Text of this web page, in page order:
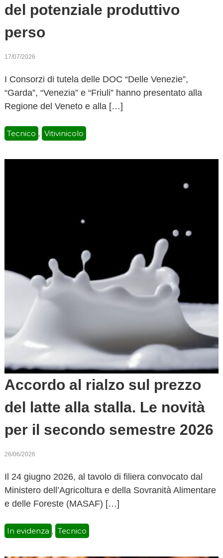
del potenziale produttivo
perso
17/07/2026
I Consorzi di tutela delle DOC “Delle Venezie”,
“Garda”, “Venezia” e “Friuli” hanno presentato alla
Regione del Veneto e alla […]
Tecnico , Vitivinicolo
Accordo al rialzo sul prezzo
del latte alla stalla. Le novità
per il secondo semestre 2026
26/06/2026
Il 24 giugno 2026, al tavolo di filiera convocato dal
Ministero dell’Agricoltura e della Sovranità Alimentare
e delle Foreste (MASAF) […]
In evidenza , Tecnico